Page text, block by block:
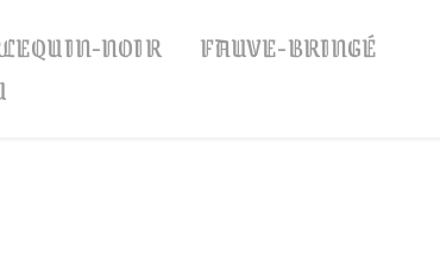
NOIR
FAUVE-BRINGÉ